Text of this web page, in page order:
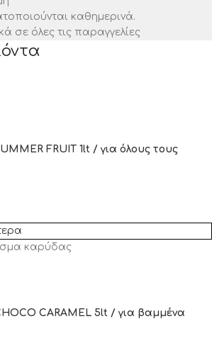
καθημερινά.
σε όλες τις παραγγελίες
FRUIT 1lt / για όλους τους
καρύδας
CARAMEL 5lt / για βαμμένα